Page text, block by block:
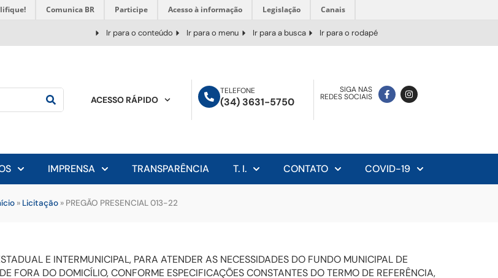
Comunica BR Participe Acesso à informação Legislação Canais
Ir para o conteúdo Ir para o menu Ir para a busca Ir para o rodapé
ACESSO RÁPIDO
TELEFONE
(34) 3631-5750
SIGA NAS
REDES SOCIAIS
IMPRENSA TRANSPARÊNCIA T. I. CONTATO COVID-19
» Licitação» PREGÃO PRESENCIAL 013-22
E INTERMUNICIPAL, PARA ATENDER AS NECESSIDADES DO FUNDO MUNICIPAL DE
FORA DO DOMICÍLIO, CONFORME ESPECIFICAÇÕES CONSTANTES DO TERMO DE REFERÊNCIA,